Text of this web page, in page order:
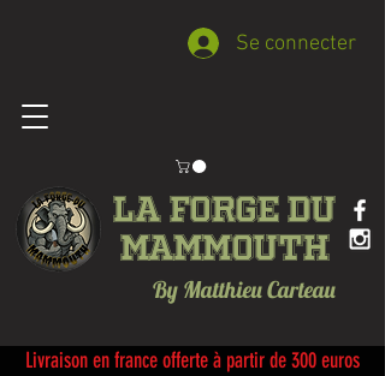
La forge du
Mammouth
By Matthieu Carteau
Se connecter
Livraison en france offerte à partir de 300 euros